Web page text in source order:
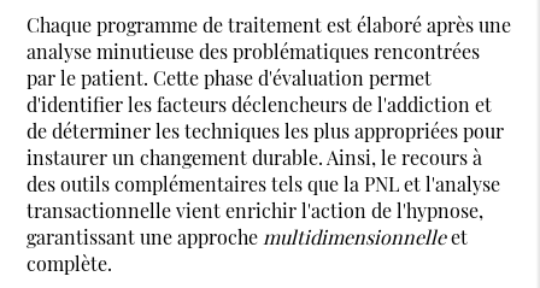
Chaque programme de traitement est élaboré après une
analyse minutieuse des problématiques rencontrées
par le patient. Cette phase d'évaluation permet
d'identifier les facteurs déclencheurs de l'addiction et
de déterminer les techniques les plus appropriées pour
instaurer un changement durable. Ainsi, le recours à
des outils complémentaires tels que la PNL et l'analyse
transactionnelle vient enrichir l'action de l'hypnose,
garantissant une approche multidimensionnelleet
complète.